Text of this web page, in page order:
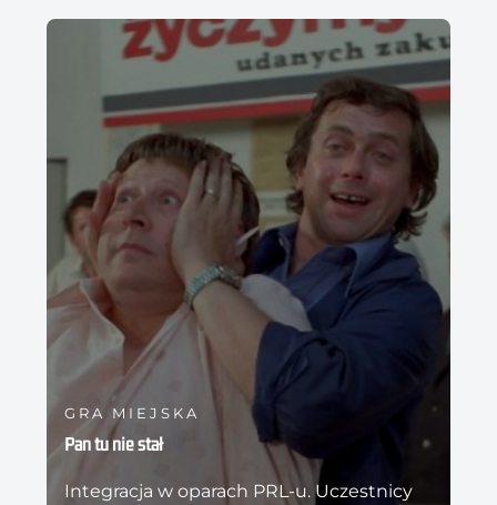
GRA MIEJSKA
Pan tu nie stał
Integracja w oparach PRL-u. Uczestnicy